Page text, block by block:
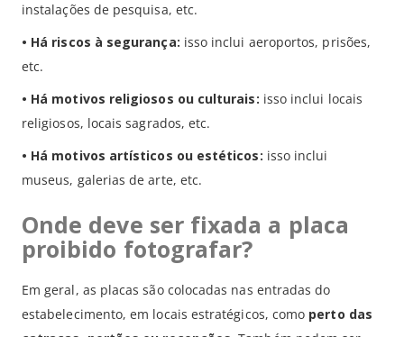
instalações de pesquisa, etc.
• Há riscos à segurança: isso inclui aeroportos, prisões,
etc.
• Há motivos religiosos ou culturais: isso inclui locais
religiosos, locais sagrados, etc.
• Há motivos artísticos ou estéticos: isso inclui
museus, galerias de arte, etc.
Onde deve ser fixada a placa
proibido fotografar?
Em geral, as placas são colocadas nas entradas do
estabelecimento, em locais estratégicos, como perto das